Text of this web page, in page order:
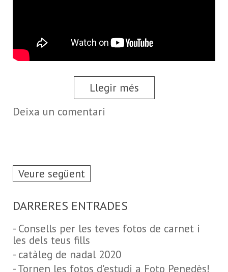
Llegir més
Deixa un comentari
Veure següent
DARRERES ENTRADES
- Consells per les teves fotos de carnet i
les dels teus fills
- catàleg de nadal 2020
- Tornen les fotos d'estudi a Foto Penedès!